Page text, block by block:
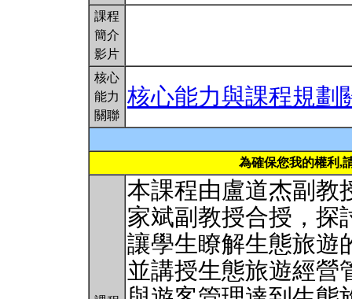
課程
簡介
影片
核心
能力
關聯
核心能力與課程規劃
為確保您我的權利,
本課程由盧道杰副教
家斌副教授合授，探
讓學生瞭解生態旅遊
並講授生態旅遊經營